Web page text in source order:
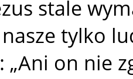
stale
tylko
„Ani on nie